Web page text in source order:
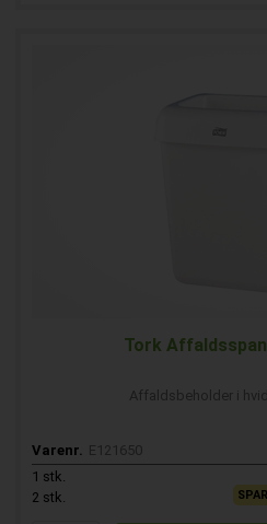
Tork
Affaldsbeholder i
Varenr. E121650
1 stk.
2 stk.